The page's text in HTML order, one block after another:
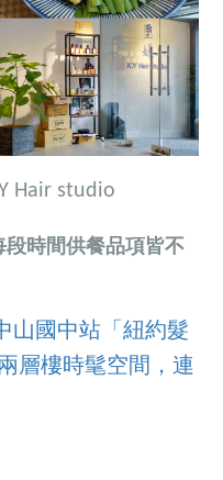
Hair studio
段時間供餐品項皆不
山國中站「紐約髮
層樓時髦空間，連